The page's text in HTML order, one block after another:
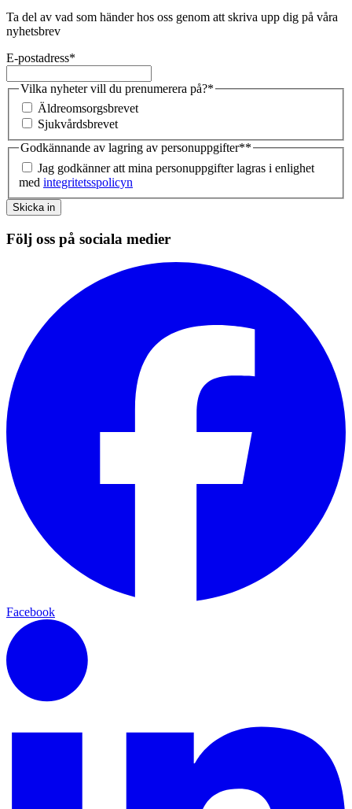
Ta del av vad som händer hos oss genom att skriva upp dig på våra
nyhetsbrev
E-postadress*
Vilka nyheter vill du prenumerera på?*
Äldreomsorgsbrevet
Sjukvårdsbrevet
Godkännande av lagring av personuppgifter**
Jag godkänner att mina personuppgifter lagras i enlighet
med integritetsspolicyn
Skicka in
Följ oss på sociala medier
Facebook